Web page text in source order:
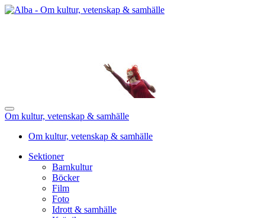
Om kultur, vetenskap & samhälle
Om kultur, vetenskap & samhälle
Sektioner
Barnkultur
Böcker
Film
Foto
Idrott & samhälle